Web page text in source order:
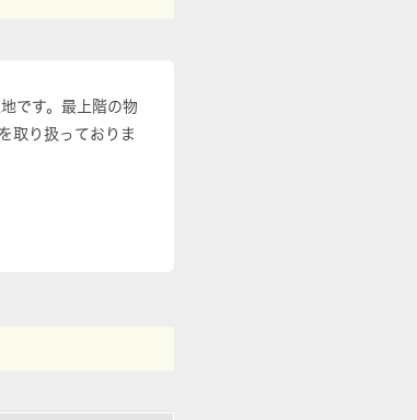
です。最上階の物
取り扱っておりま